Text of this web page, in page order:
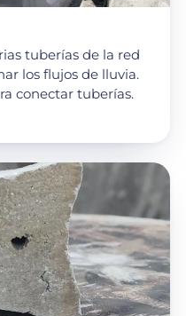
tuberías de la red
los flujos de lluvia.
conectar tuberías.